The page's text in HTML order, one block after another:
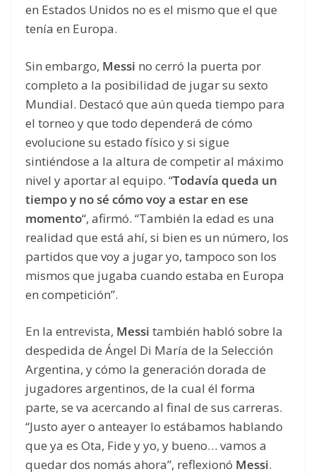
en Estados Unidos no es el mismo que el que
tenía en Europa.
Sin embargo, Messi no cerró la puerta por
completo a la posibilidad de jugar su sexto
Mundial. Destacó que aún queda tiempo para
el torneo y que todo dependerá de cómo
evolucione su estado físico y si sigue
sintiéndose a la altura de competir al máximo
nivel y aportar al equipo. “Todavía queda un
tiempo y no sé cómo voy a estar en ese
momento“, afirmó. “También la edad es una
realidad que está ahí, si bien es un número, los
partidos que voy a jugar yo, tampoco son los
mismos que jugaba cuando estaba en Europa
en competición”.
En la entrevista, Messi también habló sobre la
despedida de Ángel Di María de la Selección
Argentina, y cómo la generación dorada de
jugadores argentinos, de la cual él forma
parte, se va acercando al final de sus carreras.
“Justo ayer o anteayer lo estábamos hablando
que ya es Ota, Fide y yo, y bueno… vamos a
quedar dos nomás ahora”, reflexionó Messi.